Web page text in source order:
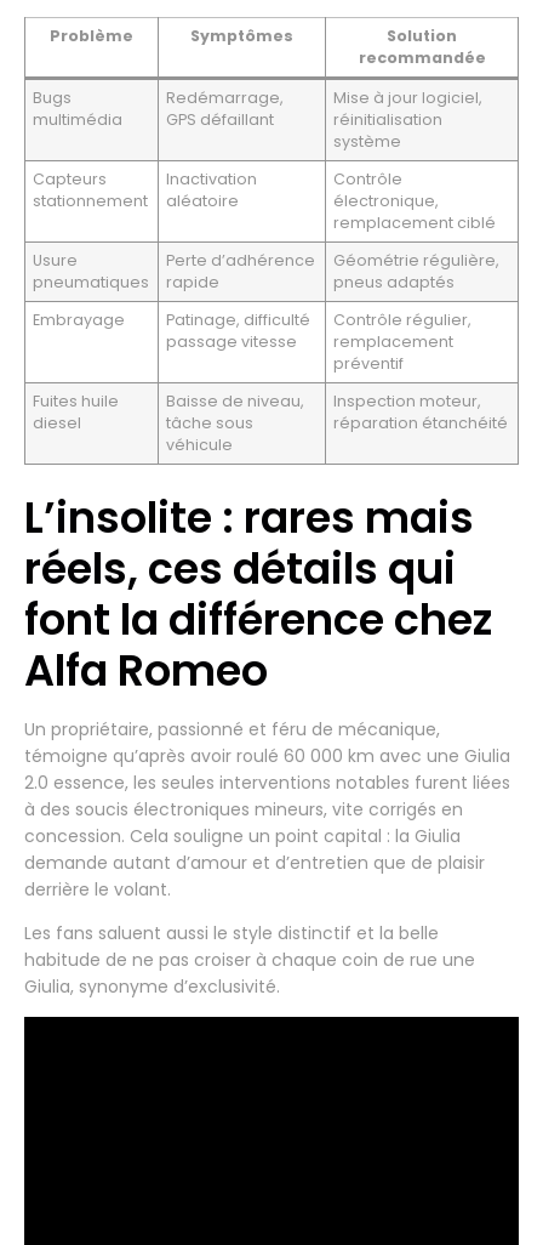
Problème Symptômes
Solution
recommandée
Bugs
multimédia
Redémarrage,
GPS défaillant
Mise à jour logiciel,
réinitialisation
système
Capteurs
stationnement
Inactivation
aléatoire
Contrôle
électronique,
remplacement ciblé
Usure
pneumatiques
Perte d’adhérence
rapide
Géométrie régulière,
pneus adaptés
Embrayage
Patinage, difficulté
passage vitesse
Contrôle régulier,
remplacement
préventif
Fuites huile
diesel
Baisse de niveau,
tâche sous
véhicule
Inspection moteur,
réparation étanchéité
L’insolite : rares mais
réels, ces détails qui
font la différence chez
Alfa Romeo
Un propriétaire, passionné et féru de mécanique,
témoigne qu’après avoir roulé 60 000 km avec une Giulia
2.0 essence, les seules interventions notables furent liées
à des soucis électroniques mineurs, vite corrigés en
concession. Cela souligne un point capital : la Giulia
demande autant d’amour et d’entretien que de plaisir
derrière le volant.
Les fans saluent aussi le style distinctif et la belle
habitude de ne pas croiser à chaque coin de rue une
Giulia, synonyme d’exclusivité.